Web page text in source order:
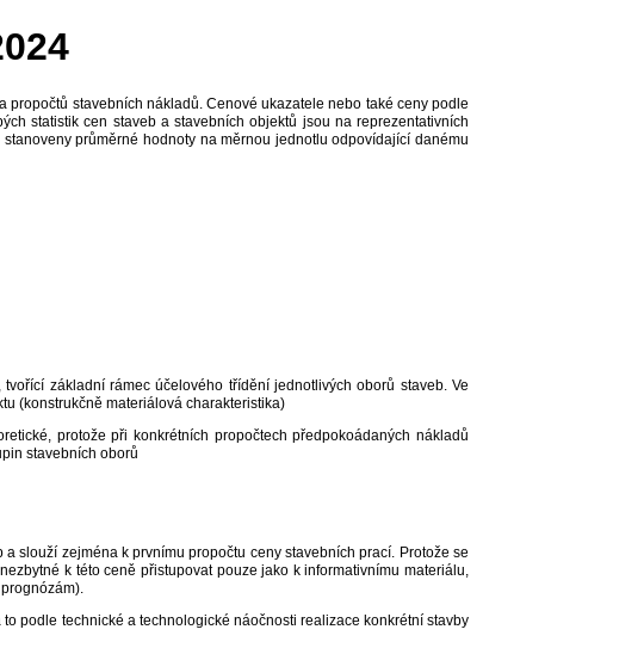
stavebních nákladů. Cenové ukazatele nebo také ceny podle
statistik cen staveb a stavebních objektů jsou na reprezentativních
průměrné hodnoty na měrnou jednotlu odpovídající danému
základní rámec účelového třídění jednotlivých oborů staveb. Ve
(konstrukčně materiálová charakteristika)
protože při konkrétních propočtech předpokoádaných nákladů
stavebních oborů
slouží zejména k prvnímu propočtu ceny stavebních prací. Protože se
k této ceně přistupovat pouze jako k informativnímu materiálu,
podle technické a technologické náočnosti realizace konkrétní stavby